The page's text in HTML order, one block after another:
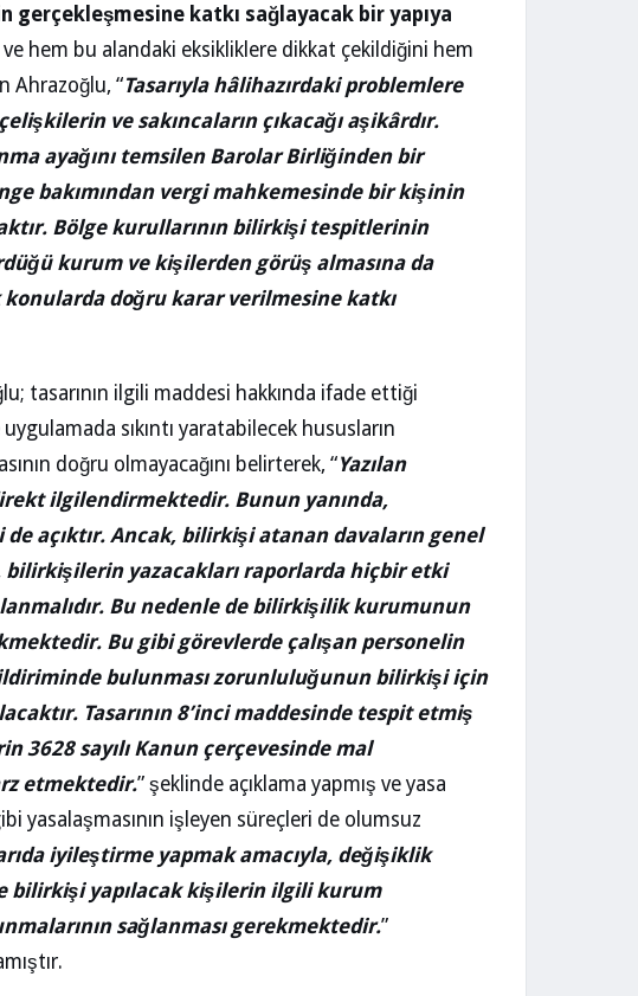
katkı sağlayacak bir yapıya
hem bu alandaki eksikliklere dikkat çekildiğini hem
Ahrazoğlu, “Tasarıyla hâlihazırdaki problemlere
ve sakıncaların çıkacağı aşikârdır.
ayağını temsilen Barolar Birliğinden bir
bakımından vergi mahkemesinde bir kişinin
Bölge kurullarının bilirkişi tespitlerinin
kurum ve kişilerden görüş almasına da
doğru karar verilmesine katkı
tasarının ilgili maddesi hakkında ifade ettiği
sıkıntı yaratabilecek hususların
doğru olmayacağını belirterek, “Yazılan
ilgilendirmektedir. Bunun yanında,
açıktır. Ancak, bilirkişi atanan davaların genel
bilirkişilerin yazacakları raporlarda hiçbir etki
Bu nedenle de bilirkişilik kurumunun
Bu gibi görevlerde çalışan personelin
bulunması zorunluluğunun bilirkişi için
Tasarının 8’inci maddesinde tespit etmiş
sayılı Kanun çerçevesinde mal
etmektedir.” şeklinde açıklama yapmış ve yasa
yasalaşmasının işleyen süreçleri de olumsuz
iyileştirme yapmak amacıyla, değişiklik
bilirkişi yapılacak kişilerin ilgili kurum
sağlanması gerekmektedir.”